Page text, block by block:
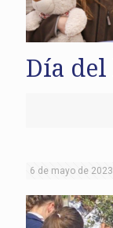
Día
6 de mayo de 2023